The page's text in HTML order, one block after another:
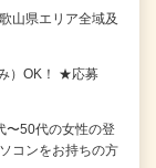
山県エリア全域及
）OK！ ★応募
50代の女性の登
コンをお持ちの方